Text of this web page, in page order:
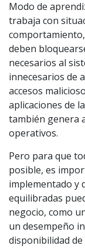
Modo de
trabaja con
deben
necesarios al
innecesarios de
accesos
aplicaciones de
también genera
operativos.
Pero para que
posible, es
implementado y
equilibradas
negocio, como
un desempeño
disponibilidad de